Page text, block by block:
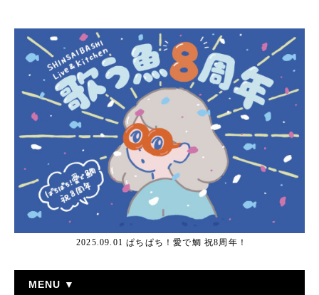
2025.09.01 ぱちぱち！愛で鯛 祝8周年！
MENU ▼